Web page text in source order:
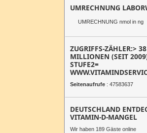
UMRECHNUNG
UMRECHNUNG nmol in ng
ZUGRIFFS-ZÄHLER:> 38
MILLIONEN (SEIT
STUFE2=
Seitenaufrufe : 47583637
DEUTSCHLAND
VITAMIN-D-MANGEL
Wir haben 189 Gäste online